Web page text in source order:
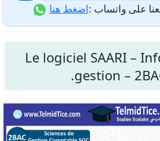
على واتساب :اضغط هنا
Le logiciel SAARI –
gestion –